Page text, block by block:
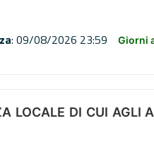
: 09/08/2026 23:59 Giorni
LOCALE DI CUI